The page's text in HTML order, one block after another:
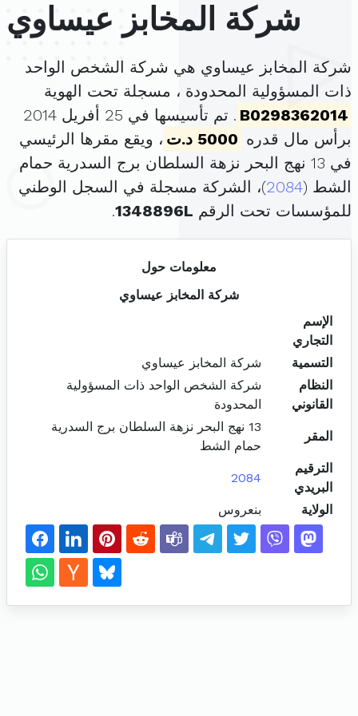
شركة المخابز عيساوي
شركة المخابز عيساوي هي شركة الشخص الواحد
ذات المسؤولية المحدودة ، مسجلة تحت الهوية
B0298362014
. تم تأسيسها في 25 أفريل 2014
برأس مال قدره 5000 د.ت
، ويقع مقرها الرئيسي
في 13 نهج البحر نزهة السلطان برج السدرية حمام
الشط (2084)، الشركة مسجلة في السجل الوطني
للمؤسسات تحت الرقم 1348896L
.
معلومات حول
شركة المخابز عيساوي
الإسم
التجاري
التسمية
شركة المخابز عيساوي
النظام
القانوني
شركة الشخص الواحد ذات المسؤولية
المحدودة
المقر
13 نهج البحر نزهة السلطان برج السدرية
حمام الشط
الترقيم
البريدي
2084
الولاية بنعروس